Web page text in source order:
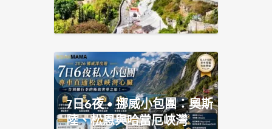
7日6夜 • 挪威小包團：奧斯
陸、松恩與哈當厄峽灣